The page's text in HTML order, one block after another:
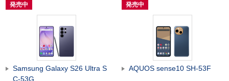
発売中 発売中
Samsung Galaxy S26 Ultra S
C-53G
AQUOS sense10 SH-53F